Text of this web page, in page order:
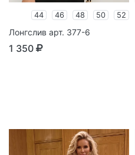
44 46 48 50 52
Лонгслив арт. 377-6
1 350